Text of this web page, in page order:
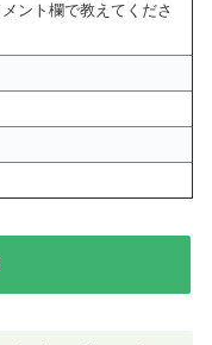
ント欄で教えてくださ